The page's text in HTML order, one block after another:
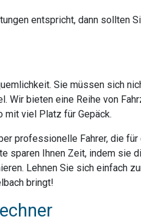
entspricht, dann sollten
Sie müssen sich
bieten eine Reihe von
mit viel Platz für Gepäck.
professionelle Fahrer, die für
sparen Ihnen Zeit, indem sie
Lehnen Sie sich einfach
bringt!